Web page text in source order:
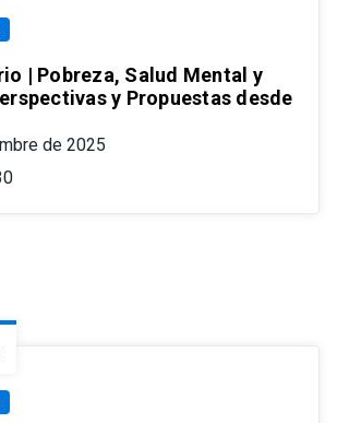
| Pobreza, Salud Mental y
y Propuestas desde
de 2025